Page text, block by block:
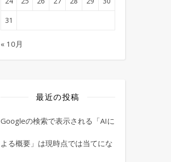
31
« 10月
最近の投稿
Googleの検索で表示される「AIに
よる概要」は現時点では当てにな